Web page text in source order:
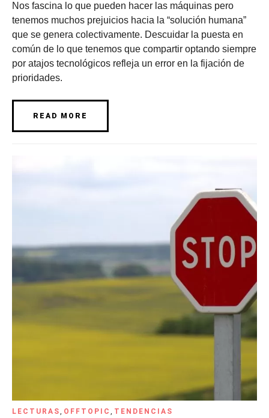
Nos fascina lo que pueden hacer las máquinas pero
tenemos muchos prejuicios hacia la “solución humana”
que se genera colectivamente. Descuidar la puesta en
común de lo que tenemos que compartir optando siempre
por atajos tecnológicos refleja un error en la fijación de
prioridades.
READ MORE
LECTURAS, OFFTOPIC , TENDENCIAS